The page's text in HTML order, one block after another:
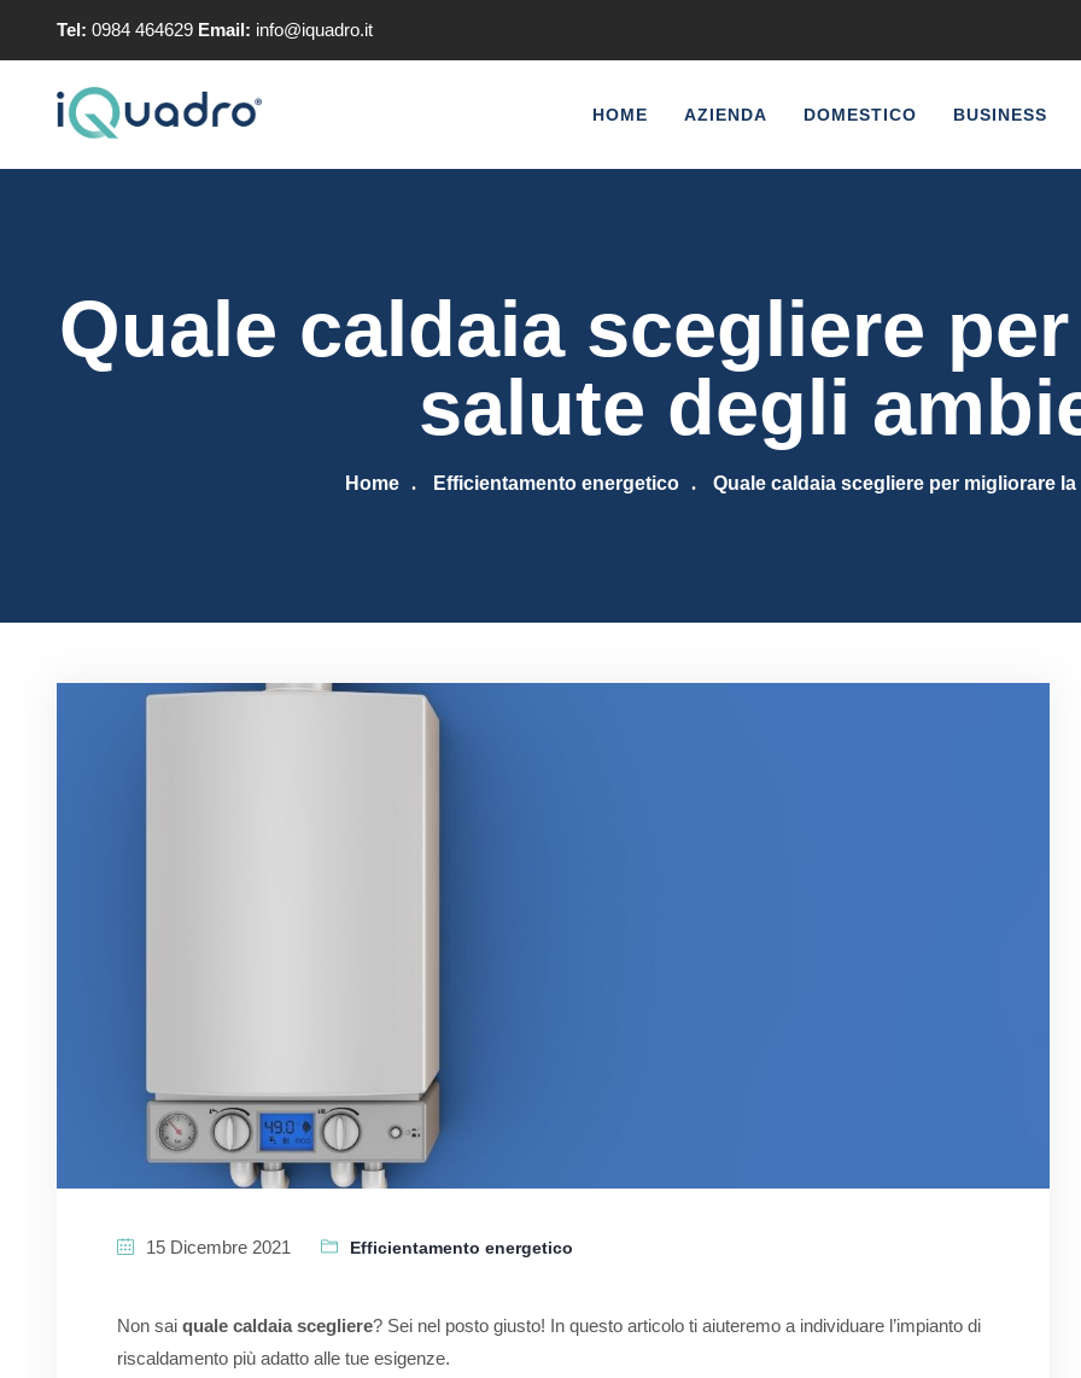
Tel: 0984 464629 Email: info@iquadro.it
HOME AZIENDA DOMESTICO BUSINESS
Quale caldaia scegliere
salute degli
Home Efficientamento energetico Quale caldaia scegliere per migliorare
15 Dicembre 2021 Efficientamento energetico
Non sai quale caldaia scegliere? Sei nel posto giusto! In questo articolo ti aiuteremo a individuare l’impianto di
riscaldamento più adatto alle tue esigenze.